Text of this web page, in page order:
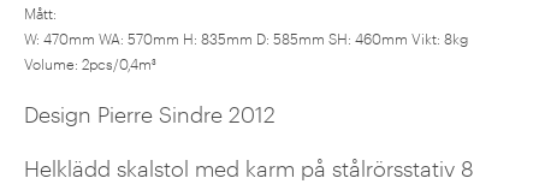
Mått:
W: 470mm WA: 570mm H: 835mm D: 585mm SH: 460mm Vikt: 8kg
Volume: 2pcs/0,4m³
Design Pierre Sindre 2012
Helklädd skalstol med karm på stålrörsstativ 8